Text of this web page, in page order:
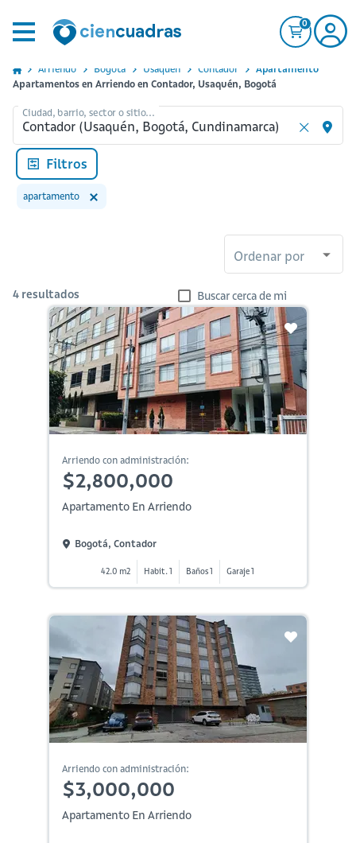
0
Arriendo Bogota Usaquen Contador
Apartamento
Apartamentos en Arriendo en Contador, Usaquén, Bogotá
Ciudad, barrio, sector o sitio...
Filtros
apartamento
Ordenar por
4 resultados Buscar cerca de mi
Arriendo con administración:
$2,800,000
Apartamento En Arriendo
Bogotá, Contador
42.0 m2 Habit. 1 Baños 1 Garaje 1
Arriendo con administración:
$3,000,000
Apartamento En Arriendo